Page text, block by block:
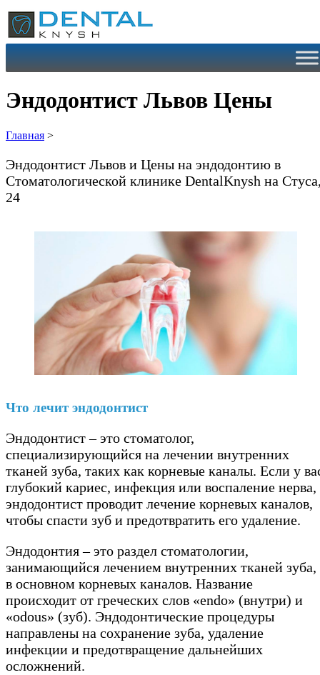
Перейти
содержимому
Эндодонтист Львов Цены
Главная >
Эндодонтист Львов и Цены на эндодонтию в
Cтоматологической клинике DentalKnysh на
24
Что лечит эндодонтист
Эндодонтист – это стоматолог,
специализирующийся на лечении внутренних
тканей зуба, таких как корневые каналы. Если у
глубокий кариес, инфекция или воспаление нерва,
эндодонтист проводит лечение корневых каналов,
чтобы спасти зуб и предотвратить его удаление.
Эндодонтия – это раздел стоматологии,
занимающийся лечением внутренних тканей зуба,
в основном корневых каналов. Название
происходит от греческих слов «endo» (внутри) и
«odous» (зуб). Эндодонтические процедуры
направлены на сохранение зуба, удаление
инфекции и предотвращение дальнейших
осложнений.